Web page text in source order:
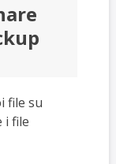
file su
i file